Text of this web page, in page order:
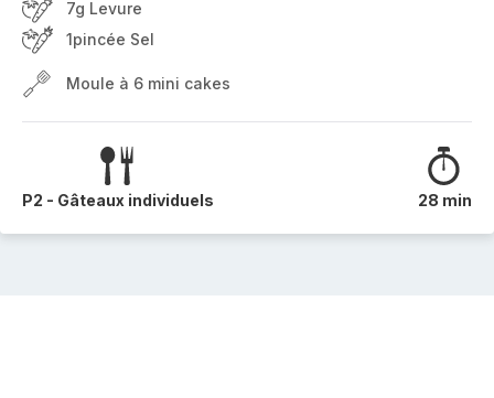
7g Levure
1pincée Sel
Moule à 6 mini cakes
P2 - Gâteaux individuels 28 min